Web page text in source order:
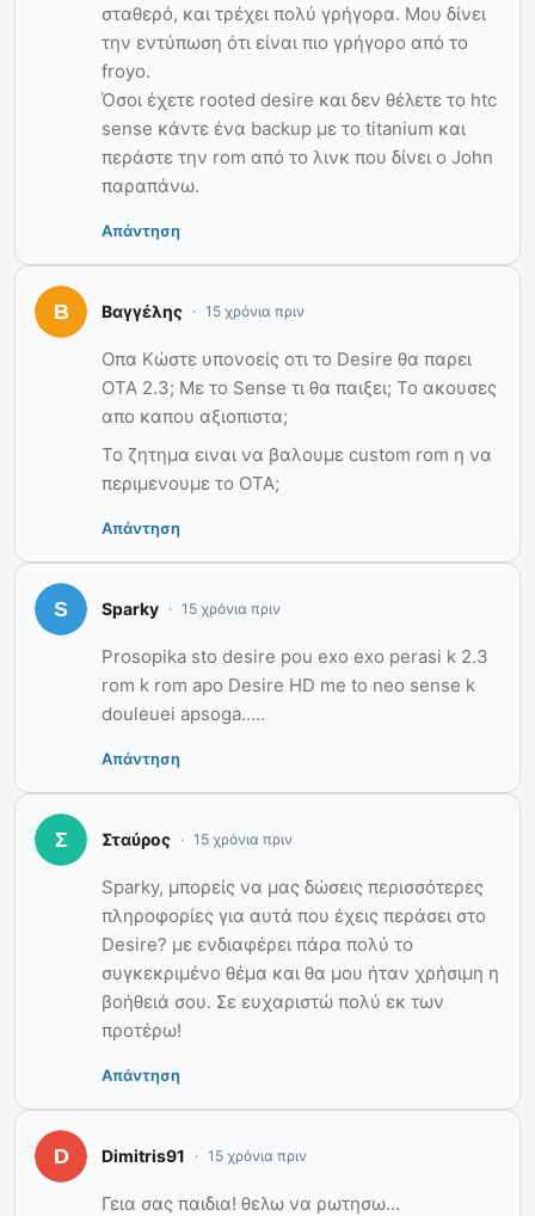
σταθερό, και τρέχει πολύ γρήγορα. Μου δίνει
την εντύπωση ότι είναι πιο γρήγορο από το
froyo.
Όσοι έχετε rooted desire και δεν θέλετε το htc
sense κάντε ένα backup με το titanium και
περάστε την rom από το λινκ που δίνει ο John
παραπάνω.
Απάντηση
Βαγγέλης 15 χρόνια πριν
Οπα Κώστε υπονοείς οτι το Desire θα παρει
ΟΤΑ 2.3; Με το Sense τι θα παιξει; Το ακουσες
απο καπου αξιοπιστα;
Το ζητημα ειναι να βαλουμε custom rom η να
περιμενουμε το ΟΤΑ;
Απάντηση
Sparky 15 χρόνια πριν
Prosopika sto desire pou exo exo perasi k 2.3
rom k rom apo Desire HD me to neo sense k
douleuei apsoga…..
Απάντηση
Σταύρος 15 χρόνια πριν
Sparky, μπορείς να μας δώσεις περισσότερες
πληροφορίες για αυτά που έχεις περάσει στο
Desire? με ενδιαφέρει πάρα πολύ το
συγκεκριμένο θέμα και θα μου ήταν χρήσιμη η
βοήθειά σου. Σε ευχαριστώ πολύ εκ των
προτέρω!
Απάντηση
Dimitris91 15 χρόνια πριν
Γεια σας παιδια! θελω να ρωτησω…